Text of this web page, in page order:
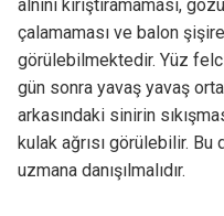
alnını kırıştıramaması,
çalamaması ve balon
görülebilmektedir. Yüz
gün sonra yavaş yavaş
arkasındaki sinirin
kulak ağrısı görülebilir.
uzmana danışılmalıdır.